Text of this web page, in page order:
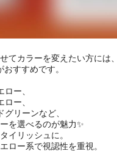
てカラーを変えたい方には、
すすめです。
ー、
ー、
リーンなど、
を選べるのが魅力✨
イリッシュに。
ロー系で視認性を重視。